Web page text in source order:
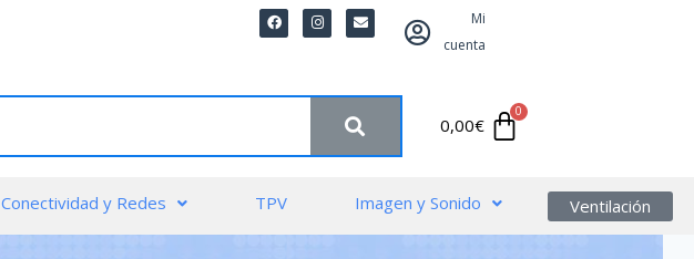
Mi
cuenta
0,00€
Conectividad y Redes TPV Imagen y Sonido Ventilación